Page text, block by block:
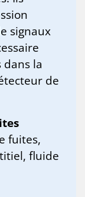
signaux
dans la
de
fuites,
fluide